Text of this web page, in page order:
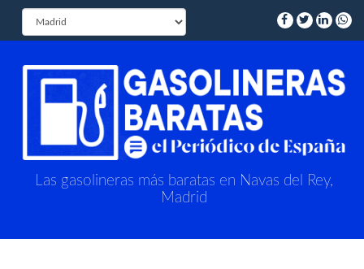
Las gasolineras más baratas en Navas del Rey,
Madrid